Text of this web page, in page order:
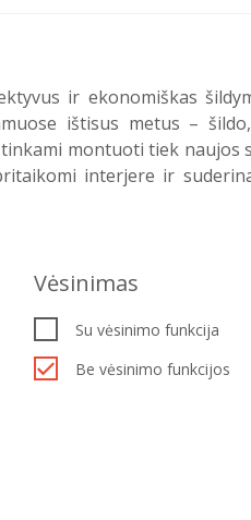
ir ekonomiškas
ištisus metus –
montuoti tiek naujos
interjere ir
Vėsinimas
Su vėsinimo funkcija
Be vėsinimo funkcijos